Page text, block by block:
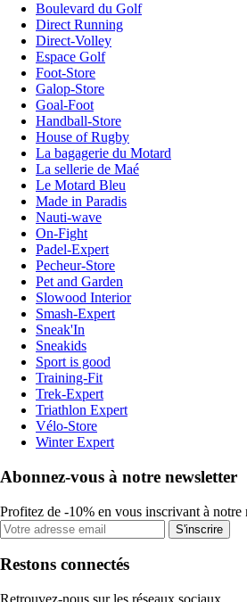
Boulevard du Golf
Direct Running
Direct-Volley
Espace Golf
Foot-Store
Galop-Store
Goal-Foot
Handball-Store
House of Rugby
La bagagerie du Motard
La sellerie de Maé
Le Motard Bleu
Made in Paradis
Nauti-wave
On-Fight
Padel-Expert
Pecheur-Store
Pet and Garden
Slowood Interior
Smash-Expert
Sneak'In
Sneakids
Sport is good
Training-Fit
Trek-Expert
Triathlon Expert
Vélo-Store
Winter Expert
Abonnez-vous à notre newsletter
Profitez de -10% en vous inscrivant à notre
S'inscrire
Restons connectés